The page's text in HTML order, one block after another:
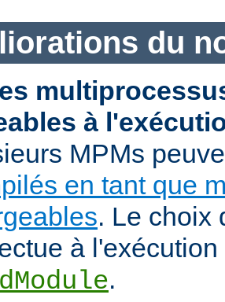
du
à
MPMs
en tant que
. Le choix
à
.